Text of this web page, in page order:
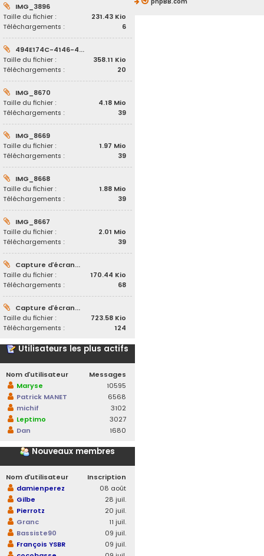
IMG_3896
Taille du fichier :
231.43 Kio
Téléchargements :
6
494E174C-4146-4...
Taille du fichier :
358.11 Kio
Téléchargements :
20
IMG_8670
Taille du fichier :
4.18 Mio
Téléchargements :
39
IMG_8669
Taille du fichier :
1.97 Mio
Téléchargements :
39
IMG_8668
Taille du fichier :
1.88 Mio
Téléchargements :
39
IMG_8667
Taille du fichier :
2.01 Mio
Téléchargements :
39
Capture d’écran...
Taille du fichier :
170.44 Kio
Téléchargements :
68
Capture d’écran...
Taille du fichier :
723.58 Kio
Téléchargements :
124
Utilisateurs les plus actifs
Nom d’utilisateur
Messages
Maryse
10595
Patrick MANET
6568
michif
3102
Leptimo
3027
Dan
1680
Nouveaux membres
Nom d’utilisateur
Inscription
damienperez
08 août
Gilbe
28 juil.
Pierrotz
20 juil.
Granc
11 juil.
Bassiste90
09 juil.
François YSBR
09 juil.